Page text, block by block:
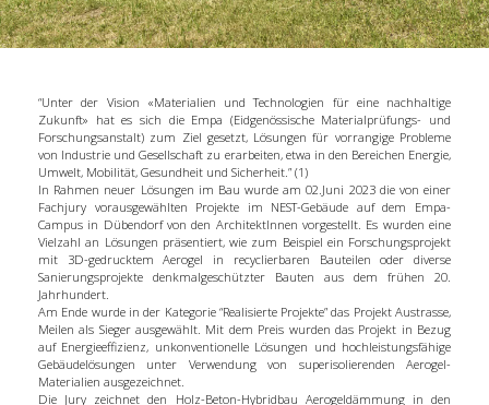
“Unter der Vision «Materialien und Technologien für eine nachhaltige
Zukunft» hat es sich die Empa (Eidgenössische Materialprüfungs- und
Forschungsanstalt) zum Ziel gesetzt, Lösungen für vorrangige Probleme
von Industrie und Gesellschaft zu erarbeiten, etwa in den Bereichen Energie,
Umwelt, Mobilität, Gesundheit und Sicherheit.” (1)
In Rahmen neuer Lösungen im Bau wurde am 02.Juni 2023 die von einer
Fachjury vorausgewählten Projekte im NEST-Gebäude auf dem Empa-
Campus in Dübendorf von den ArchitektInnen vorgestellt. Es wurden eine
Vielzahl an Lösungen präsentiert, wie zum Beispiel ein Forschungsprojekt
mit 3D-gedrucktem Aerogel in recyclierbaren Bauteilen oder diverse
Sanierungsprojekte denkmalgeschützter Bauten aus dem frühen 20.
Jahrhundert.
Am Ende wurde in der Kategorie “Realisierte Projekte” das Projekt Austrasse,
Meilen als Sieger ausgewählt. Mit dem Preis wurden das Projekt in Bezug
auf Energieeffizienz, unkonventionelle Lösungen und hochleistungsfähige
Gebäudelösungen unter Verwendung von superisolierenden Aerogel-
Materialien ausgezeichnet.
Die Jury zeichnet den Holz-Beton-Hybridbau Aerogeldämmung in den